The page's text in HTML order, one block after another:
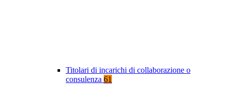
Titolari di incarichi di collaborazione o
consulenza 61